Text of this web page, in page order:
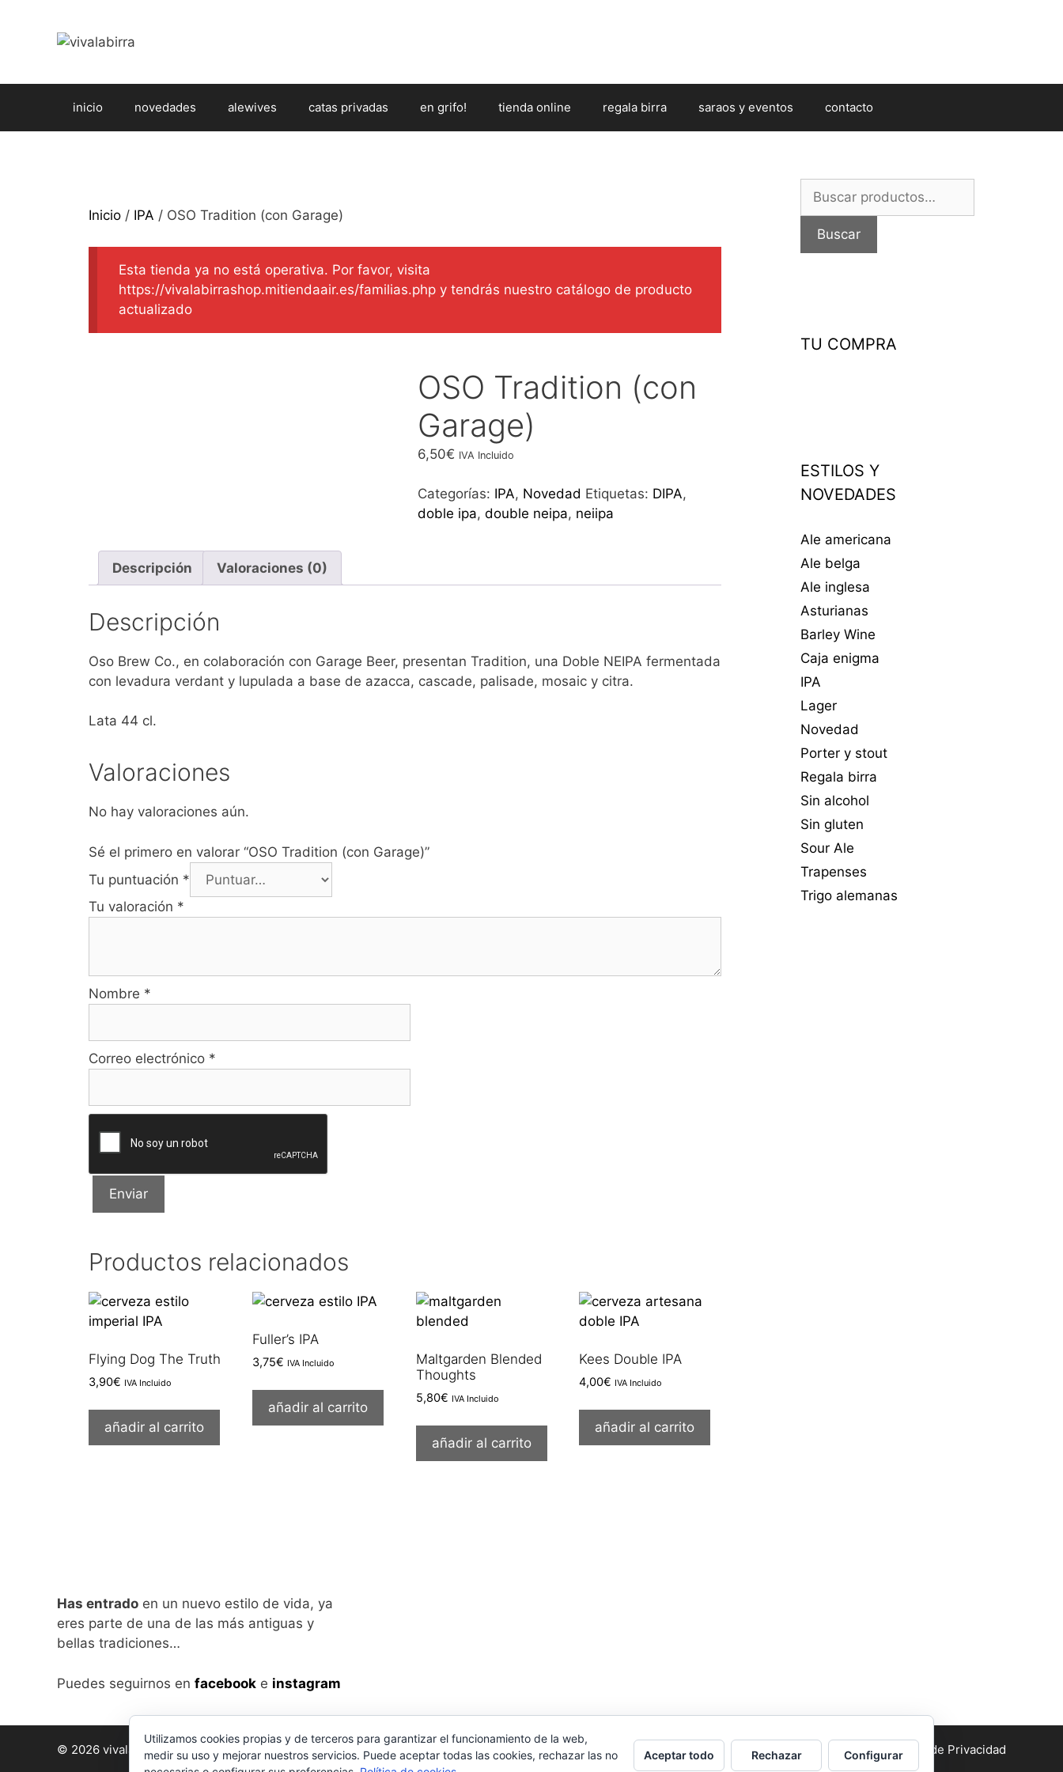
contenido
inicio novedades alewives catas privadas en grifo! tienda online regala birra saraos y eventos contacto
Inicio / IPA / OSO Tradition (con Garage)
Esta tienda ya no está operativa. Por favor, visita
https://vivalabirrashop.mitiendaair.es/familias.php y tendrás nuestro catálogo de producto
actualizado
OSO Tradition (con
Garage)
6,50€ IVA Incluido
Categorías: IPA, Novedad Etiquetas: DIPA,
doble ipa, double neipa, neiipa
Descripción Valoraciones (0)
Descripción
Oso Brew Co., en colaboración con Garage Beer, presentan Tradition, una Doble NEIPA fermentada
con levadura verdant y lupulada a base de azacca, cascade, palisade, mosaic y citra.
Lata 44 cl.
Valoraciones
No hay valoraciones aún.
Sé el primero en valorar “OSO Tradition (con Garage)”
Tu puntuación *
Tu valoración *
Nombre *
Correo electrónico *
Productos relacionados
Flying Dog The Truth
3,90€ IVA Incluido
añadir al carrito
Fuller’s IPA
3,75€ IVA Incluido
añadir al carrito
Maltgarden Blended
Thoughts
5,80€ IVA Incluido
añadir al carrito
Kees Double IPA
4,00€ IVA Incluido
añadir al carrito
por:
Buscar
TU COMPRA
ESTILOS Y
NOVEDADES
Ale americana
Ale belga
Ale inglesa
Asturianas
Barley Wine
Caja enigma
IPA
Lager
Novedad
Porter y stout
Regala birra
Sin alcohol
Sin gluten
Sour Ale
Trapenses
Trigo alemanas
Has entrado en un nuevo estilo de vida, ya
eres parte de una de las más antiguas y
bellas tradiciones…
Puedes seguirnos en facebook e instagram
Aviso legal y Política de Privacidad
© 2026 vivalabirra • Creado con GeneratePress
Utilizamos cookies propias y de terceros para garantizar el funcionamiento de la web,
medir su uso y mejorar nuestros servicios. Puede aceptar todas las cookies, rechazar las no
Aceptar todo Rechazar Configurar